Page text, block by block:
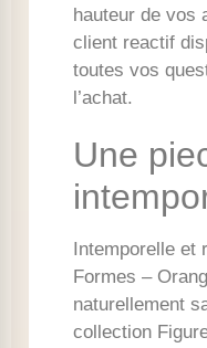
hauteur de vos
client reactif
toutes vos
l’achat.
Une
Intemporelle et
Formes –
naturellement
collection